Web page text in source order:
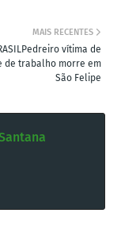
MAIS RECENTES
vítima de
de trabalho morre em
São Felipe